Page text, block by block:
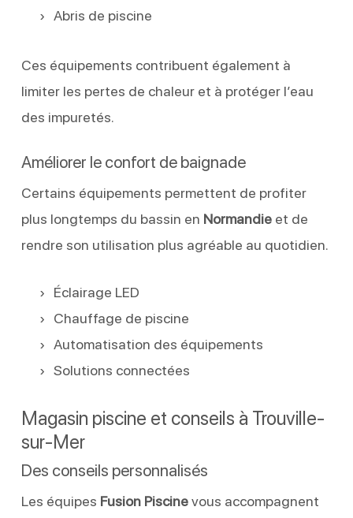
Abris de piscine
Ces équipements contribuent également à
limiter les pertes de chaleur et à protéger l’eau
des impuretés.
Améliorer le confort de baignade
Certains équipements permettent de profiter
plus longtemps du bassin en Normandieet de
rendre son utilisation plus agréable au quotidien.
Éclairage LED
Chauffage de piscine
Automatisation des équipements
Solutions connectées
Magasin piscine et conseils à Trouville-
sur-Mer
Des conseils personnalisés
Les équipes Fusion Piscinevous accompagnent